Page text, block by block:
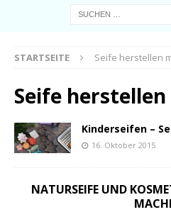
STARTSEITE Seife herstellen
Seife
Kinderseifen –
16. Oktober 2015
NATURSEIFE UND